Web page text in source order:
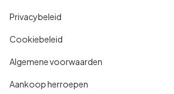
Privacybeleid
Cookiebeleid
Algemene voorwaarden
Aankoop herroepen